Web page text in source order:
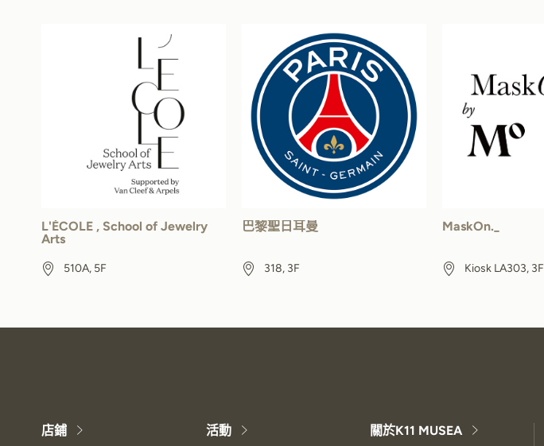
L'ÉCOLE , School of Jewelry
Arts
510A, 5F
巴黎聖日耳曼
318, 3F
MaskOn._
Kiosk LA303, 3F
店鋪 活動 關於K11 MUSEA